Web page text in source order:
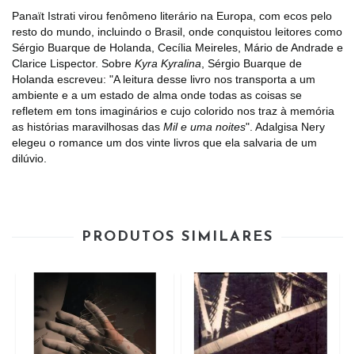
Panaït Istrati virou fenômeno literário na Europa, com ecos pelo
resto do mundo, incluindo o Brasil, onde conquistou leitores como
Sérgio Buarque de Holanda, Cecília Meireles, Mário de Andrade e
Clarice Lispector. Sobre Kyra Kyralina, Sérgio Buarque de
Holanda escreveu: "A leitura desse livro nos transporta a um
ambiente e a um estado de alma onde todas as coisas se
refletem em tons imaginários e cujo colorido nos traz à memória
as histórias maravilhosas das Mil e uma noites". Adalgisa Nery
elegeu o romance um dos vinte livros que ela salvaria de um
dilúvio.
PRODUTOS SIMILARES